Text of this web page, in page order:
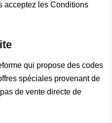
acceptez les Conditions
qui propose des codes
spéciales provenant de
de vente directe de